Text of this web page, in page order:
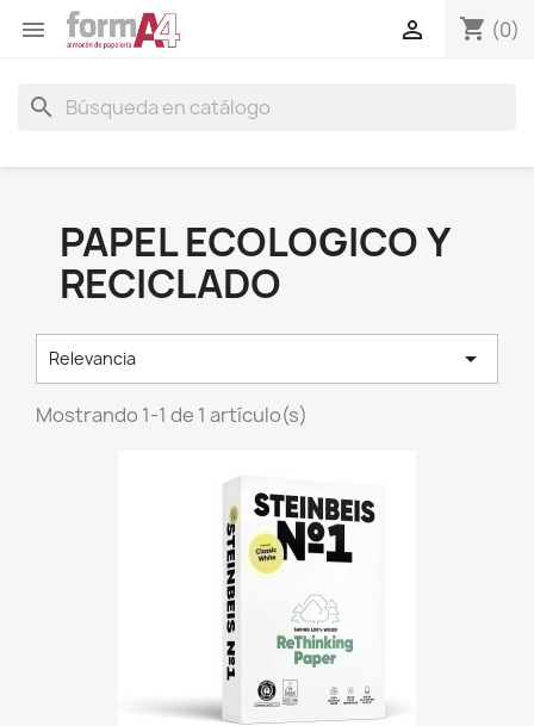
 shopping_cart (0)

search
PAPEL ECOLOGICO Y
RECICLADO
Relevancia 
Mostrando 1-1 de 1 artículo(s)